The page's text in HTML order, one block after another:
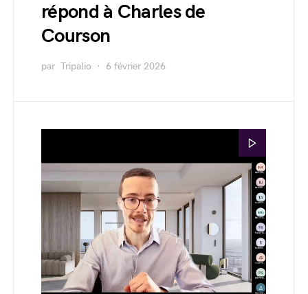
répond à Charles de
Courson
par Tripalio 6 février 2026